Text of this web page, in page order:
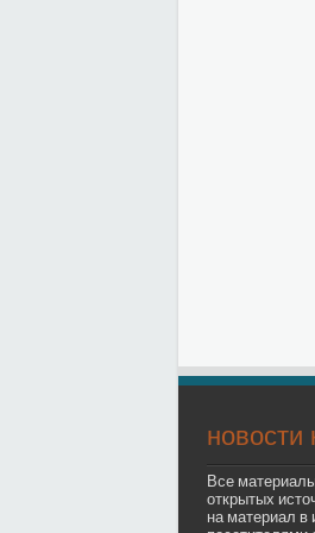
новости
Все
открытых
на материал в